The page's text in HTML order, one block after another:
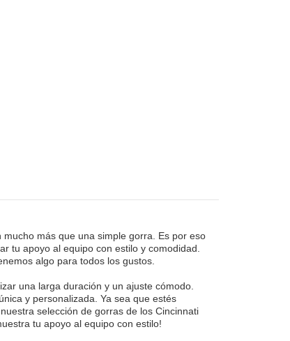
más que una simple gorra. Es por eso
tu apoyo al equipo con estilo y comodidad.
algo para todos los gustos.
una larga duración y un ajuste cómodo.
y personalizada. Ya sea que estés
selección de gorras de los Cincinnati
tu apoyo al equipo con estilo!